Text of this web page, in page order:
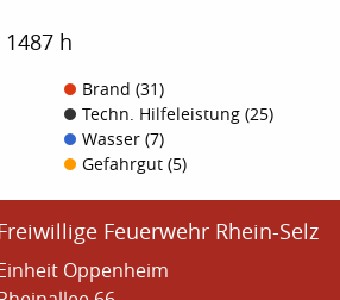
h
Brand (31)
Techn. Hilfeleistung (25)
Wasser (7)
Gefahrgut (5)
Feuerwehr Rhein-Selz
Oppenheim